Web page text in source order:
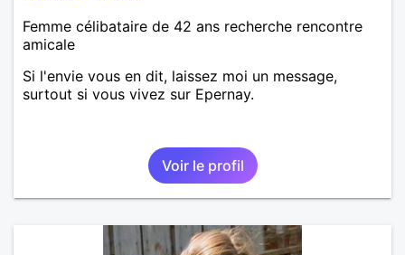
Femme célibataire de 42 ans recherche rencontre
amicale
Si l'envie vous en dit, laissez moi un message,
surtout si vous vivez sur Epernay.
Voir le profil